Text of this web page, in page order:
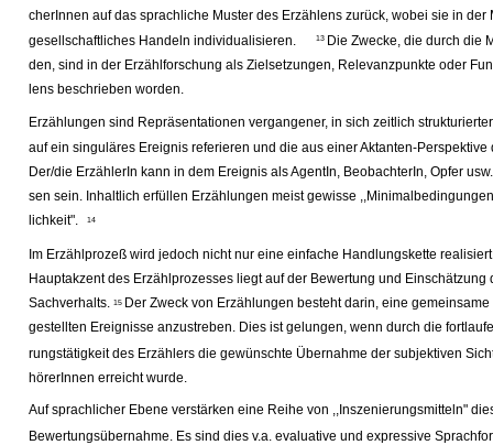
cherInnen auf das sprachliche Muster des Erzählens zurück, wobei sie in der
gesellschaftliches Handeln individualisieren.
13 Die Zwecke, die durch die
den, sind in der Erzählforschung als Zielsetzungen, Relevanzpunkte oder
lens beschrieben worden.
Erzählungen sind Repräsentationen vergangener, in sich zeitlich
auf ein singuläres Ereignis referieren und die aus einer Aktanten-Perspektive
Der/die ErzählerIn kann in dem Ereignis als AgentIn, BeobachterIn, Opfer
sen sein. Inhaltlich erfüllen Erzählungen meist gewisse
lichkeit".
14
Im Erzählprozeß wird jedoch nicht nur eine einfache Handlungskette
Hauptakzent des Erzählprozesses liegt auf der Bewertung und Einschätzung
Sachverhalts. 15 Der Zweck von Erzählungen besteht darin, eine
gestellten Ereignisse anzustreben. Dies ist gelungen, wenn durch die
rungstätigkeit des Erzählers die gewünschte Übernahme der subjektiven
hörerInnen erreicht wurde.
Auf sprachlicher Ebene verstärken eine Reihe von ,,Inszenierungsmitteln"
Bewertungsübernahme. Es sind dies v.a. evaluative und expressive